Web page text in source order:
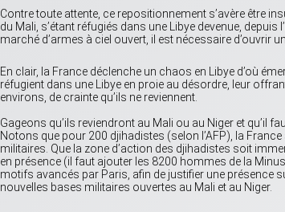
Contre toute attente, ce repositionnement s’avère être
du Mali, s’étant réfugiés dans une Libye devenue, depuis
marché d’armes à ciel ouvert, il est nécessaire d’ouvrir
En clair, la France déclenche un chaos en Libye d’où
réfugient dans une Libye en proie au désordre, leur
environs, de crainte qu’ils ne reviennent.
Gageons qu’ils reviendront au Mali ou au Niger et qu’il
Notons que pour 200 djihadistes (selon l’AFP), la
militaires. Que la zone d’action des djihadistes soit
en présence (il faut ajouter les 8200 hommes de la
motifs avancés par Paris, afin de justifier une présence
nouvelles bases militaires ouvertes au Mali et au Niger.